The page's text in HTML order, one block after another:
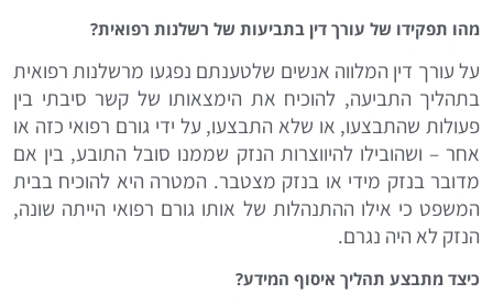
מהו תפקידו של עורך דין בתביעות של רשלנות רפואית?
על עורך דין המלווה אנשים שלטענתם נפגעו מרשלנות רפואית
בתהליך התביעה, להוכיח את הימצאותו של קשר סיבתי בין
פעולות שהתבצעו, או שלא התבצעו, על ידי גורם רפואי כזה או
אחר – ושהובילו להיווצרות הנזק שממנו סובל התובע, בין אם
מדובר בנזק מידי או בנזק מצטבר. המטרה היא להוכיח בבית
המשפט כי אילו ההתנהלות של אותו גורם רפואי הייתה שונה,
הנזק לא היה נגרם.
כיצד מתבצע תהליך איסוף המידע?